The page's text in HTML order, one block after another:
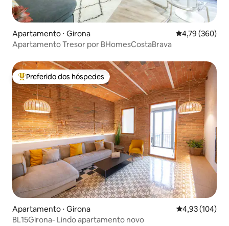
Apartamento ⋅ Girona 4,79 de uma
4,79 (360)
Apartamento Tresor por BHomesCostaBrava
Entre os melhores preferidos dos hóspedes
Preferido dos hóspedes
Apartamento ⋅ Girona 4,93 de uma
4,93 (104)
BL15Girona- Lindo apartamento novo